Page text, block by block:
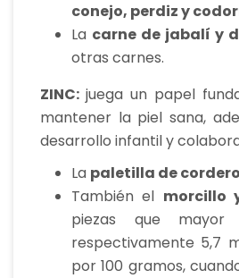
conejo, perdiz y
La carne de jabalí y
otras carnes.
ZINC: juega un papel
mantener la piel sana,
desarrollo infantil y
La paletilla de cordero
También el morcillo
piezas que mayor
respectivamente 5,7
por 100 gramos,